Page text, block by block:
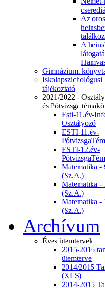
Az
A
Gimnáziumi
Iskolapszichológusi
tájékoztató
2021/2022 -
és Pótvizsga
Esti-11.év-
Osztályozó
ESTI-11.év-
ESTI-12.év-
Matematika -
(Sz.A.)
Matematika -
(Sz.A.)
Matematika -
(Sz.A.)
Archívum
Éves ütemtervek
2015-2016
ütemterve
2014/2015
(XLS)
2014-2015